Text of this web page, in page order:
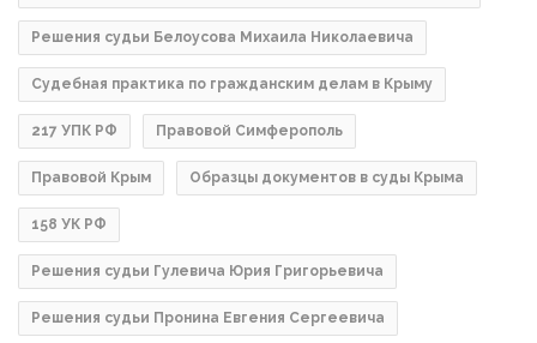
Решения судьи Белоусова Михаила Николаевича
Судебная практика по гражданским делам в Крыму
217 УПК РФ Правовой Симферополь
Правовой Крым Образцы документов в суды Крыма
158 УК РФ
Решения судьи Гулевича Юрия Григорьевича
Решения судьи Пронина Евгения Сергеевича